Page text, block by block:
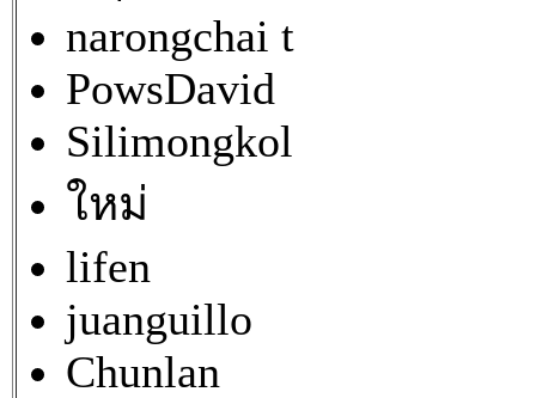
narongchai t
PowsDavid
Silimongkol
ใหม่
lifen
juanguillo
Chunlan